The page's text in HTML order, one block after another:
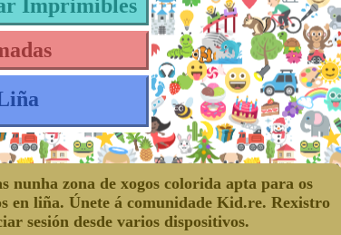
Imprimibles
nunha zona de xogos colorida apta para os
en liña. Únete á comunidade Kid.re. Rexistro
sesión desde varios dispositivos.